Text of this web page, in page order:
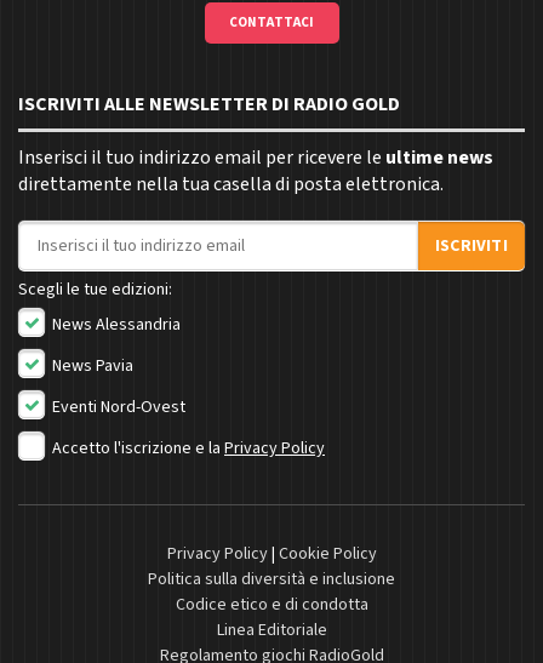
CONTATTACI
ISCRIVITI ALLE NEWSLETTER DI RADIO GOLD
Inserisci il tuo indirizzo email per ricevere le ultime news
direttamente nella tua casella di posta elettronica.
Indirizzo email
ISCRIVITI
Scegli le tue edizioni:
News Alessandria
News Pavia
Eventi Nord-Ovest
Accetto l'iscrizione e la Privacy Policy
Privacy Policy| Cookie Policy
Politica sulla diversità e inclusione
Codice etico e di condotta
Linea Editoriale
Regolamento giochi RadioGold